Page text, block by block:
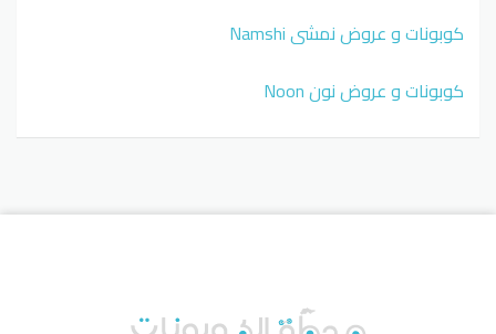
كوبونات و عروض نمشي Namshi
كوبونات و عروض نون Noon